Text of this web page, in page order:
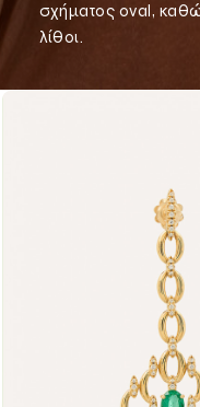
σχήματος oval,
λίθοι.